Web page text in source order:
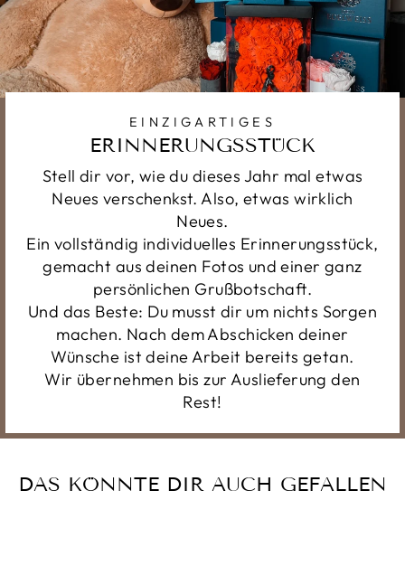
EINZIGARTIGES
ERINNERUNGSSTÜCK
Stell dir vor, wie du dieses Jahr mal etwas
Neues verschenkst. Also, etwas wirklich
Neues.
Ein vollständig individuelles Erinnerungsstück,
gemacht aus deinen Fotos und einer ganz
persönlichen Grußbotschaft.
Und das Beste: Du musst dir um nichts Sorgen
machen. Nach dem Abschicken deiner
Wünsche ist deine Arbeit bereits getan.
Wir übernehmen bis zur Auslieferung den
Rest!
DAS KÖNNTE DIR AUCH GEFALLEN